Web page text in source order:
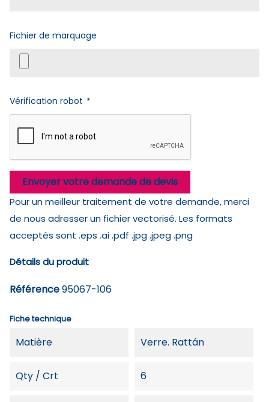
Fichier de marquage
Vérification robot *
Envoyer votre demande de devis
Pour un meilleur traitement de votre demande, merci
de nous adresser un fichier vectorisé. Les formats
acceptés sont .eps .ai .pdf .jpg .jpeg .png
Détails du produit
Référence95067-106
Fiche technique
Matière Verre. Rattán
Qty / Crt 6